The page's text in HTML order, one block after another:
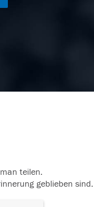
teilen.
geblieben sind.